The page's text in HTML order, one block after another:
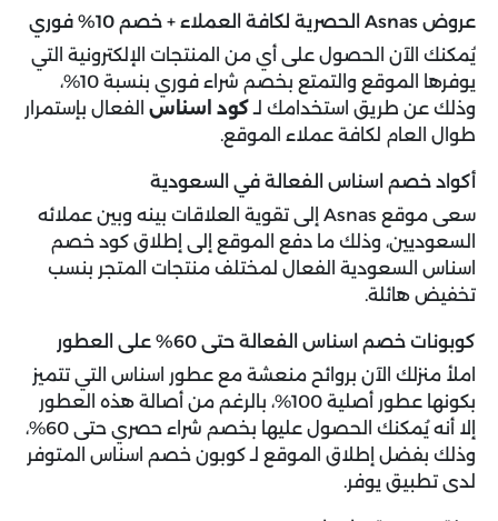
عروض Asnas الحصرية لكافة العملاء + خصم 10% فوري
يُمكنك الآن الحصول على أي من المنتجات الإلكترونية التي
يوفرها الموقع والتمتع بخصم شراء فوري بنسبة 10%،
وذلك عن طريق استخدامك لـكود اسناس الفعال بإستمرار
طوال العام لكافة عملاء الموقع.
أكواد خصم اسناس الفعالة في السعودية
سعى موقع Asnas إلى تقوية العلاقات بينه وبين عملائه
السعوديين، وذلك ما دفع الموقع إلى إطلاق كود خصم
اسناس السعودية الفعال لمختلف منتجات المتجر بنسب
تخفيض هائلة.
كوبونات خصم اسناس الفعالة حتى 60% على العطور
املأ منزلك الآن بروائح منعشة مع عطور اسناس التي تتميز
بكونها عطور أصلية 100%، بالرغم من أصالة هذه العطور
إلا أنه يُمكنك الحصول عليها بخصم شراء حصري حتى 60%،
وذلك بفضل إطلاق الموقع لـ كوبون خصم اسناس المتوفر
لدى تطبيق يوفر.